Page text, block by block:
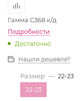
Гамма С368 к/д
Подробности
Достаточно
Нашли дешевле?
Размер — 22-23
22-23